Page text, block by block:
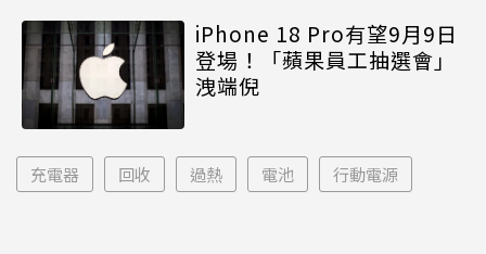
iPhone 18 Pro有望9月9日
登場！「蘋果員工抽選會」
洩端倪
充電器 回收 過熱 電池 行動電源